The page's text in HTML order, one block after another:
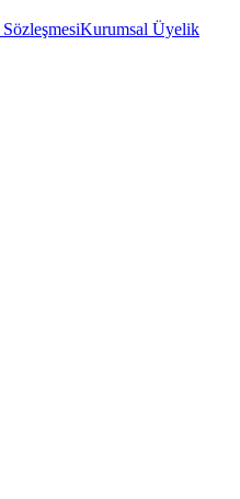
Kurumsal Üyelik